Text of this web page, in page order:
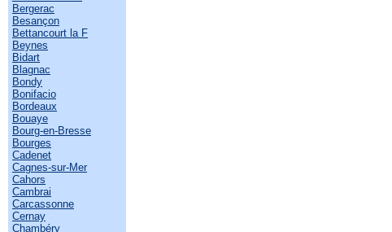
Bergerac
Besançon
Bettancourt la F
Beynes
Bidart
Blagnac
Bondy
Bonifacio
Bordeaux
Bouaye
Bourg-en-Bresse
Bourges
Cadenet
Cagnes-sur-Mer
Cahors
Cambrai
Carcassonne
Cernay
Chambéry